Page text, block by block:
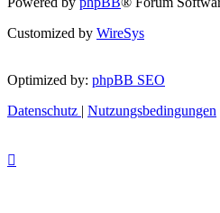
Customized by WireSys
Optimized by: phpBB SEO
Datenschutz | Nutzungsbedingungen